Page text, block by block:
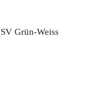
Grün-Weiss